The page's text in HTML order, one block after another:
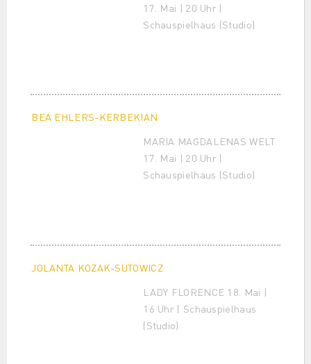
17. Mai | 20 Uhr |
Schauspielhaus (Studio)
BEA EHLERS-KERBEKIAN
MARIA MAGDALENAS WELT
17. Mai | 20 Uhr |
Schauspielhaus (Studio)
JOLANTA KOZAK-SUTOWICZ
LADY FLORENCE 18. Mai |
16 Uhr | Schauspielhaus
(Studio)